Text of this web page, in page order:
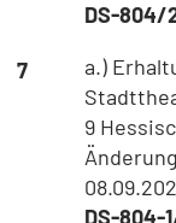
7
DS-804/
a.)
9
DS-804-